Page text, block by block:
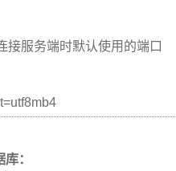
接服务端时默认使用的端口
：